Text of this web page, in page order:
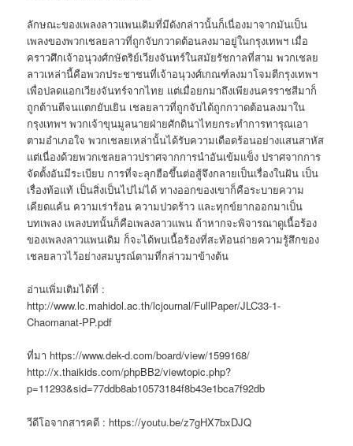
ลักษณะของเพลงลาวแพนเดิมที่มีดังกล่าวนั้นก็เนื่องมาจากมันเป็น
เพลงของพวกเชลยลาวที่ถูกจับกวาดต้อนลงมาอยู่ในกรุงเทพฯ เมื่อ
คราวศึกเจ้าอนุวงศ์กษัตริย์เวียงจันทร์ในสมัยรัชกาลที่สาม พวกเชลย
ลาวเหล่านี้คือพวกประชาชนที่เจ้าอนุวงศ์เกณฑ์ลงมาโจมตีกรุงเทพฯ
เพื่อปลดแอกเวียงจันทร์จากไทย แต่เมื่อยกมาถึงเพียงนครราชสีมาก็
ถูกต้านตีจนแตกยับเยิน เชลยลาวที่ถูกจับได้ถูกกวาดต้อนลงมาใน
กรุงเทพฯ พวกเจ้าขุนมูลนายฝ่ายศักดินาไทยกระทำการทารุณเอา
ตามอำเภอใจ พวกเชลยเหล่านั้นได้รับความเดือดร้อนอย่างแสนสาหัส
แต่เนื่องด้วยพวกเชลยลาวปราศจากการนำอันเข้มแข็ง ปราศจากการ
จัดตั้งอันมีระเบียบ การที่จะลุกฮือขึ้นต่อสู้จึงกลายเป็นเรื่องในฝัน เป็น
เรื่องท้อแท้ เป็นสิ่งเป็นไปไม่ได้ ทางออกของเขาก็คือระบายความ
เคียดแค้น ความเร่าร้อน ความปวดร้าว และทุกข์ยากออกมาเป็น
บทเพลง เพลงบทนั้นก็คือเพลงลาวแพน ถ้าหากจะพิจารณาดูเนื้อร้อง
ของเพลงลาวแพนเดิม ก็จะได้พบเนื้อร้องที่สะท้อนถ่ายความรู้สึกของ
เชลยลาวไว้อย่างสมบูรณ์ตามที่กล่าวมาข้างต้น
อ่านเพิ่มเติมได้ที่ :
http://www.lc.mahidol.ac.th/lcjournal/FullPaper/JLC33-1-
Chaomanat-PP.pdf
ที่มา https://www.dek-d.com/board/view/1599168/
http://x.thaikids.com/phpBB2/viewtopic.php?
p=11293&sid=77ddb8ab10573184f8b43e1bca7f92db
วีดีโอจากสารคดี : https://youtu.be/z7gHX7bxDJQ